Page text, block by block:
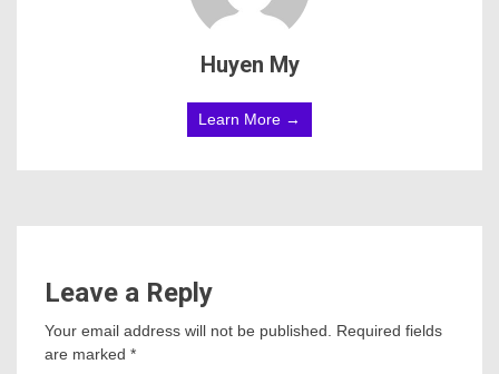
Huyen My
Learn More →
Leave a Reply
Your email address will not be published. Required fields
are marked *